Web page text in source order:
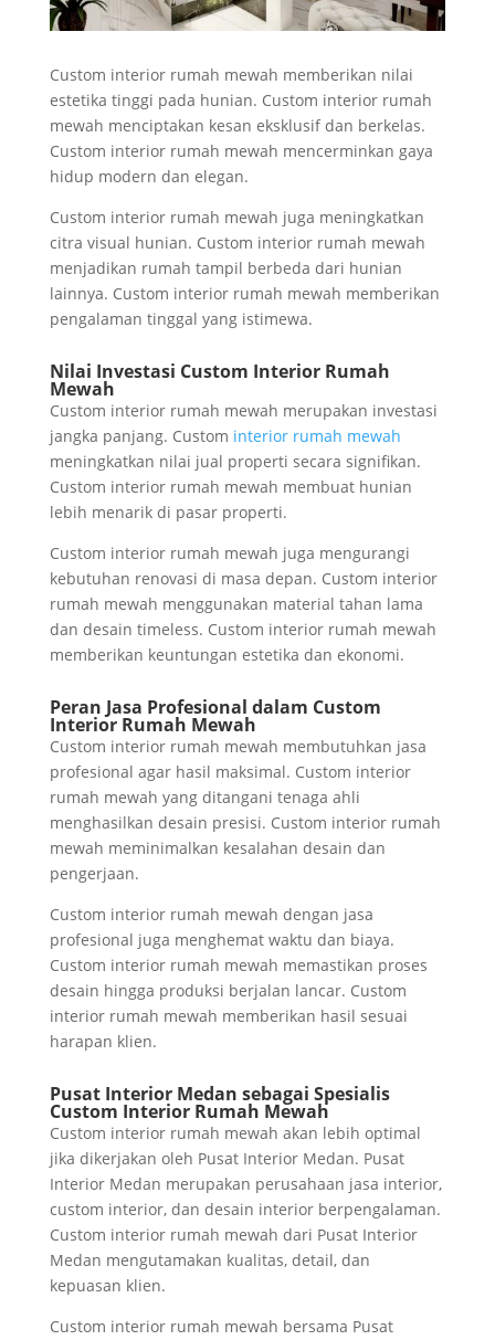
Custom interior rumah mewah memberikan nilai
estetika tinggi pada hunian. Custom interior rumah
mewah menciptakan kesan eksklusif dan berkelas.
Custom interior rumah mewah mencerminkan gaya
hidup modern dan elegan.
Custom interior rumah mewah juga meningkatkan
citra visual hunian. Custom interior rumah mewah
menjadikan rumah tampil berbeda dari hunian
lainnya. Custom interior rumah mewah memberikan
pengalaman tinggal yang istimewa.
Nilai Investasi Custom Interior Rumah
Mewah
Custom interior rumah mewah merupakan investasi
jangka panjang. Custom interior rumah mewah
meningkatkan nilai jual properti secara signifikan.
Custom interior rumah mewah membuat hunian
lebih menarik di pasar properti.
Custom interior rumah mewah juga mengurangi
kebutuhan renovasi di masa depan. Custom interior
rumah mewah menggunakan material tahan lama
dan desain timeless. Custom interior rumah mewah
memberikan keuntungan estetika dan ekonomi.
Peran Jasa Profesional dalam Custom
Interior Rumah Mewah
Custom interior rumah mewah membutuhkan jasa
profesional agar hasil maksimal. Custom interior
rumah mewah yang ditangani tenaga ahli
menghasilkan desain presisi. Custom interior rumah
mewah meminimalkan kesalahan desain dan
pengerjaan.
Custom interior rumah mewah dengan jasa
profesional juga menghemat waktu dan biaya.
Custom interior rumah mewah memastikan proses
desain hingga produksi berjalan lancar. Custom
interior rumah mewah memberikan hasil sesuai
harapan klien.
Pusat Interior Medan sebagai Spesialis
Custom Interior Rumah Mewah
Custom interior rumah mewah akan lebih optimal
jika dikerjakan oleh Pusat Interior Medan. Pusat
Interior Medan merupakan perusahaan jasa interior,
custom interior, dan desain interior berpengalaman.
Custom interior rumah mewah dari Pusat Interior
Medan mengutamakan kualitas, detail, dan
kepuasan klien.
Custom interior rumah mewah bersama Pusat